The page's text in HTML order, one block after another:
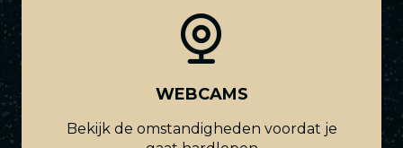
WEBCAMS
Bekijk de omstandigheden voordat je